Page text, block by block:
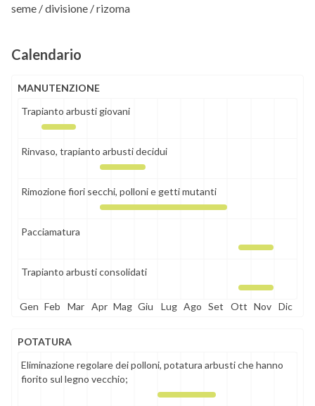
seme / divisione / rizoma
Calendario
MANUTENZIONE
Trapianto arbusti giovani
Rinvaso, trapianto arbusti decidui
Rimozione fiori secchi, polloni e getti mutanti
Pacciamatura
Trapianto arbusti consolidati
Gen Feb Mar Apr Mag Giu Lug Ago Set Ott Nov Dic
POTATURA
Eliminazione regolare dei polloni, potatura arbusti che hanno
fiorito sul legno vecchio;